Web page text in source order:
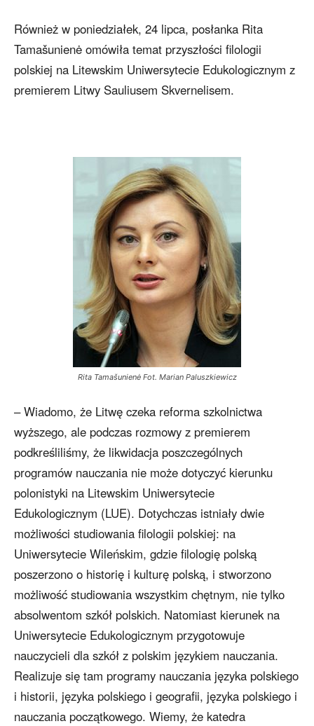
Również w poniedziałek, 24 lipca, posłanka Rita
Tamašunienė omówiła temat przyszłości filologii
polskiej na Litewskim Uniwersytecie Edukologicznym z
premierem Litwy Sauliusem Skvernelisem.
Rita Tamašunienė Fot. Marian Paluszkiewicz
– Wiadomo, że Litwę czeka reforma szkolnictwa
wyższego, ale podczas rozmowy z premierem
podkreśliliśmy, że likwidacja poszczególnych
programów nauczania nie może dotyczyć kierunku
polonistyki na Litewskim Uniwersytecie
Edukologicznym (LUE). Dotychczas istniały dwie
możliwości studiowania filologii polskiej: na
Uniwersytecie Wileńskim, gdzie filologię polską
poszerzono o historię i kulturę polską, i stworzono
możliwość studiowania wszystkim chętnym, nie tylko
absolwentom szkół polskich. Natomiast kierunek na
Uniwersytecie Edukologicznym przygotowuje
nauczycieli dla szkół z polskim językiem nauczania.
Realizuje się tam programy nauczania języka polskiego
i historii, języka polskiego i geografii, języka polskiego i
nauczania początkowego. Wiemy, że katedra